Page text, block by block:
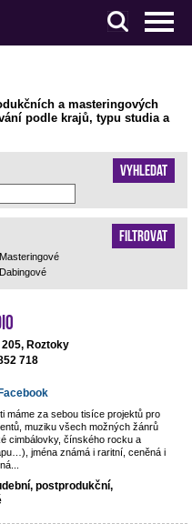
a masteringových
podle krajů, typu studia a
Vyhledat
Filtrovat
Masteringové
Dabingové
Roztoky
718
Facebook
máme za sebou tisíce projektů pro
muziku všech možných žánrů
cimbálovky, čínského rocku a
jména známá i raritní, ceněná i
postprodukční,